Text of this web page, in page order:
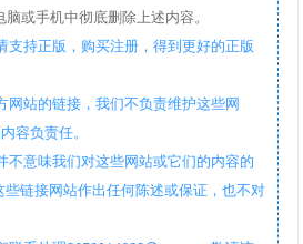
或手机中彻底删除上述内容。
支持正版，购买注册，得到更好的正版
网站的链接，我们不负责维护这些网
容负责任。
不意味我们对这些网站或它们的内容的
链接网站作出任何陈述或保证，也不对